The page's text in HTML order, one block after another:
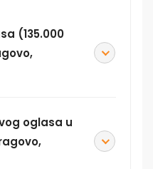
(135.000
oglasa u